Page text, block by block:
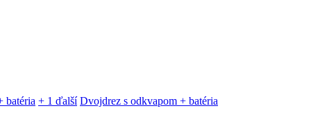
batéria + 1 ďalší Dvojdrez s odkvapom + batéria